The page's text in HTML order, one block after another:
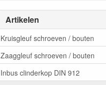
Artikelen
Kruisgleuf schroeven / bouten
Zaaggleuf schroeven / bouten
Inbus clinderkop DIN 912